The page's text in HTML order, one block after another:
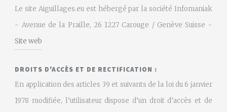
Le site Aiguillages.eu est hébergé par la société Infomaniak
- Avenue de la Praille, 26 1227 Carouge / Genève Suisse -
Site web
DROITS D'ACCÈS ET DE RECTIFICATION :
En application des articles 39 et suivants de la loi du 6 janvier
1978 modifiée, l’utilisateur dispose d’un droit d’accès et de